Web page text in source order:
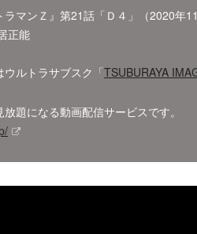
マンＺ』第21話「Ｄ４」（2020年11
正能
ルトラサブスク「TSUBURAYA
題になる動画配信サービスです。